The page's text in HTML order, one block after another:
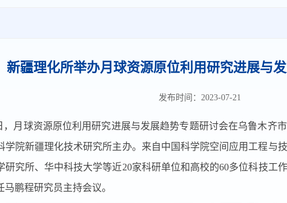
新疆理化所举办月球资源原位利用研究进展与
发布时间：2023-07-21
，月球资源原位利用研究进展与发展趋势专题研讨会在乌鲁木齐
学院新疆理化技术研究所主办。来自中国科学院空间应用工程与
研究所、华中科技大学等近20家科研单位和高校的60多位科技工
鹏程研究员主持会议。